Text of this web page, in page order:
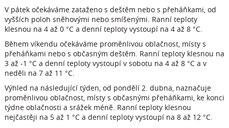
V pátek očekáváme zataženo s deštěm nebo s přeháňkami, od
vyšších poloh sněhovými nebo smíšenými. Ranní teploty
klesnou na 4 až 0 °C a denní teploty vystoupí na 4 až 8 °C.
Během víkendu očekáváme proměnlivou oblačnost, místy s
přeháňkami nebo s občasným deštěm. Ranní teploty klesnou na
3 až -1 °C a denní teploty vystoupí v sobotu na 4 až 8 °C a v
neděli na 7 až 11 °C.
Výhled na následující týden, od pondělí 2. dubna, naznačuje
proměnlivou oblačnost, místy s občasnými přeháňkami, ke konci
týdne oblačnosti a srážek méně. Ranní teploty klesnou
nejčastěji na 5 až 1 °C a denní teploty vystoupí na 8 až 12 °C.